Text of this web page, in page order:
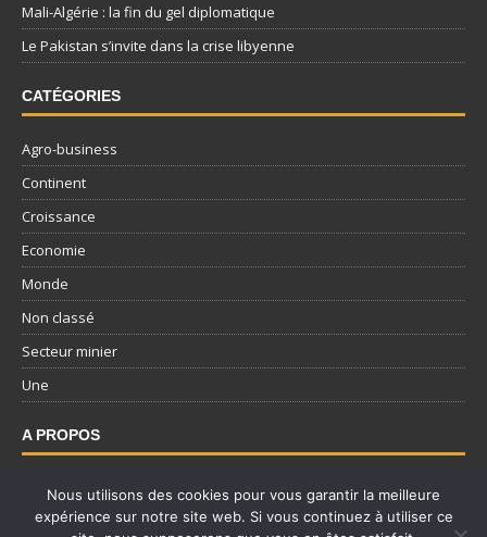
Mali-Algérie : la fin du gel diplomatique
Le Pakistan s’invite dans la crise libyenne
CATÉGORIES
Agro-business
Continent
Croissance
Economie
Monde
Non classé
Secteur minier
Une
A PROPOS
Nous contacter
Mentions légales
Nous utilisons des cookies pour vous garantir la meilleure
expérience sur notre site web. Si vous continuez à utiliser ce